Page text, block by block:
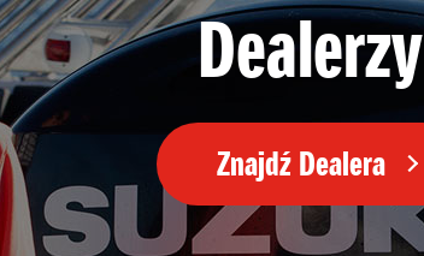
Dealerzy
Znajdź Dealera